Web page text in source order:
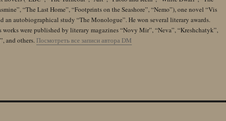
“The Last Home”, “Footprints on the Seashore”, “Nemo”), one novel “Vis
an autobiographical study “The Monologue”. He won several literary awards.
works were published by literary magazines “Novy Mir”, “Neva”, “Kreshchatyk”,
and others. Посмотреть все записи автора DM